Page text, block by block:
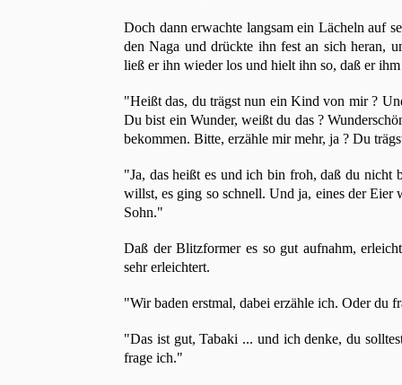
Doch dann erwachte langsam ein Lächeln auf
den Naga und drückte ihn fest an sich heran,
ließ er ihn wieder los und hielt ihn so, daß er
"Heißt das, du trägst nun ein Kind von mir ?
Du bist ein Wunder, weißt du das ?
bekommen. Bitte, erzähle mir mehr, ja ? Du
"Ja, das heißt es und ich bin froh, daß du nicht
willst, es ging so schnell. Und ja, eines der
Sohn."
Daß der Blitzformer es so gut aufnahm,
sehr erleichtert.
"Wir baden erstmal, dabei erzähle ich. Oder du
"Das ist gut, Tabaki ... und ich denke, du
frage ich."